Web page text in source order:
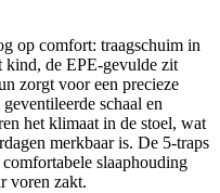
op comfort: traagschuim in
de EPE‑gevulde zit
zorgt voor een precieze
schaal en
het klimaat in de stoel, wat
merkbaar is. De 5‑traps
slaaphouding
voren zakt.